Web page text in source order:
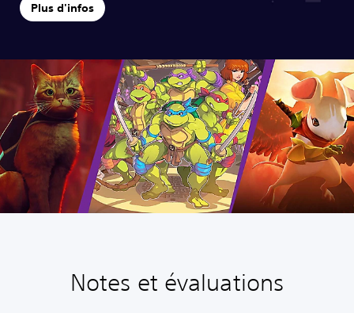
Plus d'infos
Notes et évaluations